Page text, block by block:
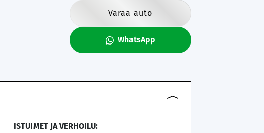
Varaa auto
WhatsApp
ISTUIMET JA VERHOILU: